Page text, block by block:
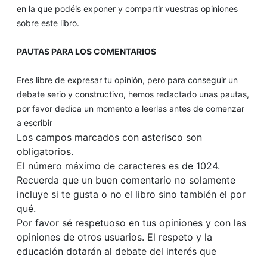
en la que podéis exponer y compartir vuestras opiniones
sobre este libro.
PAUTAS PARA LOS COMENTARIOS
Eres libre de expresar tu opinión, pero para conseguir un
debate serio y constructivo, hemos redactado unas pautas,
por favor dedica un momento a leerlas antes de comenzar
a escribir
Los campos marcados con asterisco son
obligatorios.
El número máximo de caracteres es de 1024.
Recuerda que un buen comentario no solamente
incluye si te gusta o no el libro sino también el por
qué.
Por favor sé respetuoso en tus opiniones y con las
opiniones de otros usuarios. El respeto y la
educación dotarán al debate del interés que